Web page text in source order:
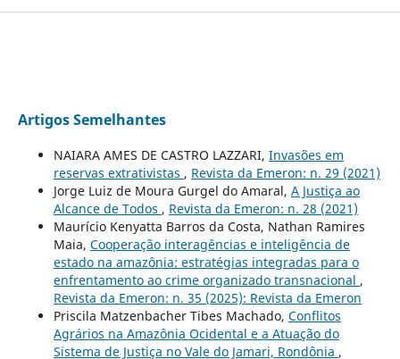
Artigos Semelhantes
NAIARA AMES DE CASTRO LAZZARI, Invasões em
reservas extrativistas , Revista da Emeron: n. 29 (2021)
Jorge Luiz de Moura Gurgel do Amaral, A Justiça ao
Alcance de Todos , Revista da Emeron: n. 28 (2021)
Maurício Kenyatta Barros da Costa, Nathan Ramires
Maia, Cooperação interagências e inteligência de
estado na amazônia: estratégias integradas para o
enfrentamento ao crime organizado transnacional ,
Revista da Emeron: n. 35 (2025): Revista da Emeron
Priscila Matzenbacher Tibes Machado, Conflitos
Agrários na Amazônia Ocidental e a Atuação do
Sistema de Justiça no Vale do Jamari, Rondônia ,